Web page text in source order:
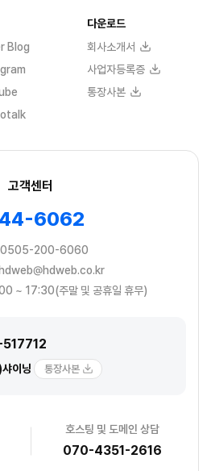
고객센터
6062
0505-200-6060
hdweb@hdweb.co.kr
~ 17:30(주말 및 공휴일 휴무)
이닝 통장사본
호스팅 및 도메인 상담
070-4351-2616
Blog
다운로드
회사소개서
사업자등록증
통장사본